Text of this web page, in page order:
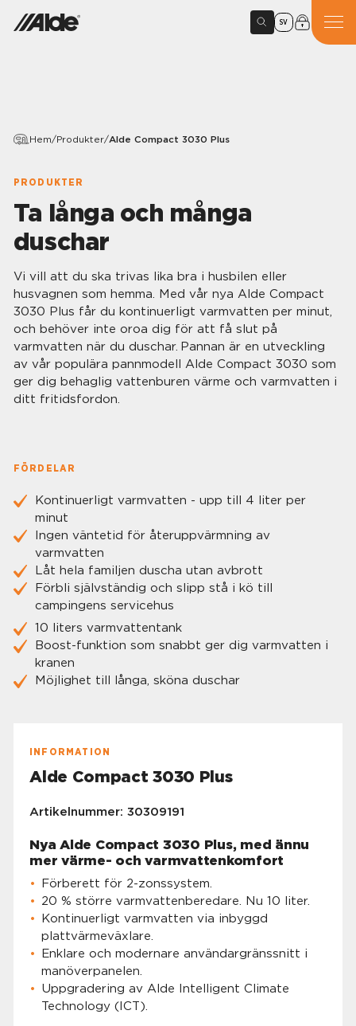
SV
Hem/Produkter/Alde Compact 3030 Plus
PRODUKTER
Ta långa och många
duschar
Vi vill att du ska trivas lika bra i husbilen eller
husvagnen som hemma. Med vår nya Alde Compact
3030 Plus får du kontinuerligt varmvatten per minut,
och behöver inte oroa dig för att få slut på
varmvatten när du duschar. Pannan är en utveckling
av vår populära pannmodell Alde Compact 3030 som
ger dig behaglig vattenburen värme och varmvatten i
ditt fritidsfordon.
FÖRDELAR
Kontinuerligt varmvatten - upp till 4 liter per
minut
Ingen väntetid för återuppvärmning av
varmvatten
Låt hela familjen duscha utan avbrott
Förbli självständig och slipp stå i kö till
campingens servicehus
10 liters varmvattentank
Boost-funktion som snabbt ger dig varmvatten i
kranen
Möjlighet till långa, sköna duschar
INFORMATION
Alde Compact 3030 Plus
Artikelnummer: 30309191
Nya Alde Compact 3030 Plus, med ännu
mer värme- och varmvattenkomfort
Förberett för 2-zonssystem.
20 % större varmvattenberedare. Nu 10 liter.
Kontinuerligt varmvatten via inbyggd
plattvärmeväxlare.
Enklare och modernare användargränssnitt i
manöverpanelen.
Uppgradering av Alde Intelligent Climate
Technology (ICT).